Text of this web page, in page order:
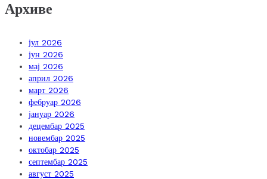
Архиве
јул 2026
јун 2026
мај 2026
април 2026
март 2026
фебруар 2026
јануар 2026
децембар 2025
новембар 2025
октобар 2025
септембар 2025
август 2025